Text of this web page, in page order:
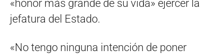
«honor más grande de su vida» ejercer la
jefatura del Estado.
«No tengo ninguna intención de poner